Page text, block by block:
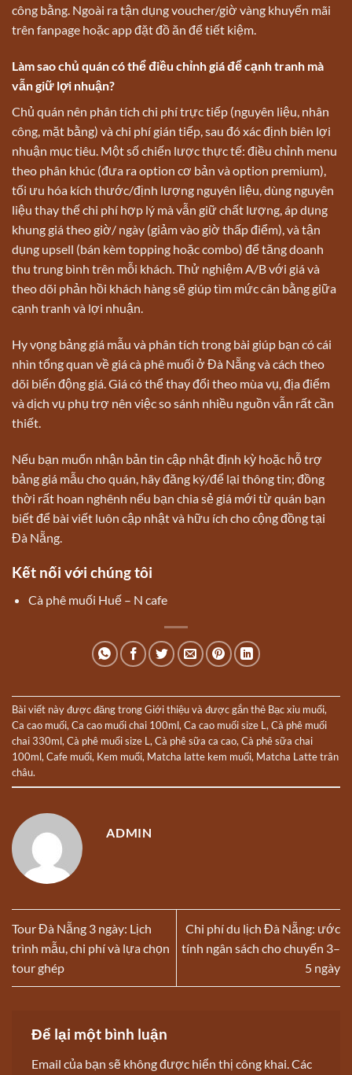
công bằng. Ngoài ra tận dụng voucher/giờ vàng khuyến mãi
trên fanpage hoặc app đặt đồ ăn để tiết kiệm.
Làm sao chủ quán có thể điều chỉnh giá để cạnh tranh mà
vẫn giữ lợi nhuận?
Chủ quán nên phân tích chi phí trực tiếp (nguyên liệu, nhân
công, mặt bằng) và chi phí gián tiếp, sau đó xác định biên lợi
nhuận mục tiêu. Một số chiến lược thực tế: điều chỉnh menu
theo phân khúc (đưa ra option cơ bản và option premium),
tối ưu hóa kích thước/định lượng nguyên liệu, dùng nguyên
liệu thay thế chi phí hợp lý mà vẫn giữ chất lượng, áp dụng
khung giá theo giờ/ ngày (giảm vào giờ thấp điểm), và tận
dụng upsell (bán kèm topping hoặc combo) để tăng doanh
thu trung bình trên mỗi khách. Thử nghiệm A/B với giá và
theo dõi phản hồi khách hàng sẽ giúp tìm mức cân bằng giữa
cạnh tranh và lợi nhuận.
Hy vọng bảng giá mẫu và phân tích trong bài giúp bạn có cái
nhìn tổng quan về giá cà phê muối ở Đà Nẵng và cách theo
dõi biến động giá. Giá có thể thay đổi theo mùa vụ, địa điểm
và dịch vụ phụ trợ nên việc so sánh nhiều nguồn vẫn rất cần
thiết.
Nếu bạn muốn nhận bản tin cập nhật định kỳ hoặc hỗ trợ
bảng giá mẫu cho quán, hãy đăng ký/để lại thông tin; đồng
thời rất hoan nghênh nếu bạn chia sẻ giá mới từ quán bạn
biết để bài viết luôn cập nhật và hữu ích cho cộng đồng tại
Đà Nẵng.
Kết nối với chúng tôi
Cà phê muối Huế – N cafe
Bài viết này được đăng trongGiới thiệuvà được gắn thẻ Bạc xỉu muối,
Ca cao muối,Ca cao muối chai 100ml,Ca cao muối size L,Cà phê muối
chai 330ml,Cà phê muối size L,Cà phê sữa ca cao,Cà phê sữa chai
100ml,Cafe muối, Kem muối, Matcha latte kem muối, Matcha Latte trân
châu.
ADMIN
Tour Đà Nẵng 3 ngày: Lịch
trình mẫu, chi phí và lựa chọn
tour ghép
Chi phí du lịch Đà Nẵng: ước
tính ngân sách cho chuyến 3–
5 ngày
Để lại một bình luận
Email của bạn sẽ không được hiển thị công khai.Các